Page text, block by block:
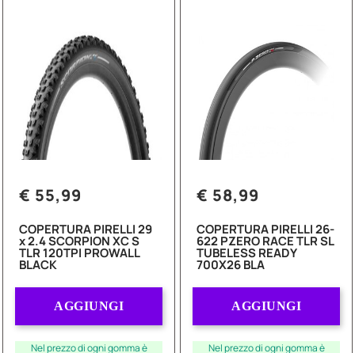
€ 55,99
COPERTURA PIRELLI 29
x 2.4 SCORPION XC S
TLR 120TPI PROWALL
BLACK
AGGIUNGI
Nel prezzo di ogni gomma è
€ 58,99
COPERTURA PIRELLI 26-
622 PZERO RACE TLR SL
TUBELESS READY
700X26 BLA
AGGIUNGI
Nel prezzo di ogni gomma è